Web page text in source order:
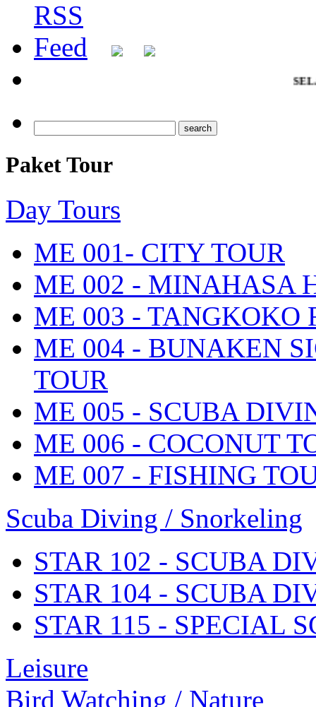
SELAMAT
Paket Tour
Day Tours
ME 001- CITY TOUR
ME 002 - MINAHASA
ME 003 - TANGKOKO
ME 004 - BUNAKEN
TOUR
ME 005 - SCUBA
ME 006 - COCONUT
ME 007 - FISHING
Scuba Diving / Snorkeling
STAR 102 - SCUBA
STAR 104 - SCUBA
STAR 115 - SPECIAL
Leisure
Bird Watching / Nature